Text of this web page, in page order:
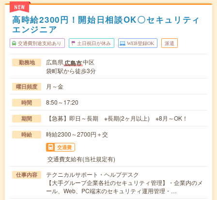
NEW
高時給2300円！開始日相談OK〇セキュリティ
エンジニア
交通費別途支給あり 土日祝日が休み WEB登録OK 派遣
勤務地 広島県広島市中区
袋町駅から徒歩3分
曜日頻度 月～金
時間 8:50～17:20
期間 【急募】即日～長期 ※長期(2ヶ月以上) ※8月～OK！
時給 時給2300～2700円＋交
交通費
交通費支給有(当社規定有)
仕事内容
テクニカルサポート・ヘルプデスク
【大手グループ企業各社のセキュリティ管理】・企業内のメ
ール、Web、PC端末のセキュリティ運用管理・…